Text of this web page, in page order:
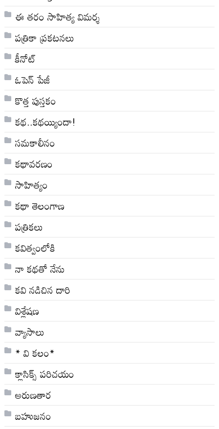
ఈ తరం సాహిత్య విమర్శ
పత్రికా ప్రకటనలు
కీనోట్
ఓపెన్ పేజీ
కొత్త పుస్తకం
కథ..కథయ్యిందా!
సమకాలీనం
కథావరణం
సాహిత్యం
కథా తెలంగాణ
పత్రికలు
కవిత్వంలోకి
నా క‌థ‌తో నేను
కవి నడిచిన దారి
విశ్లేషణ
వ్యాసాలు
* వి క‌లం*
క్లాసిక్స్ ప‌రిచ‌యం
అరుణతార
బహుజనం